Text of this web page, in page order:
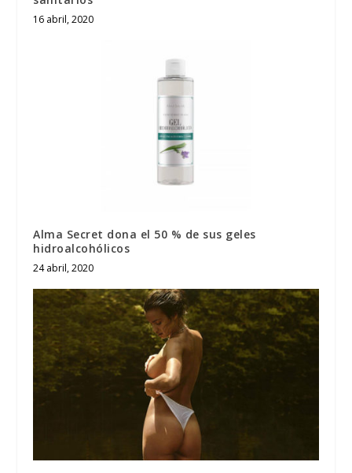
16 abril, 2020
Alma Secret dona el 50 % de sus geles
hidroalcohólicos
24 abril, 2020